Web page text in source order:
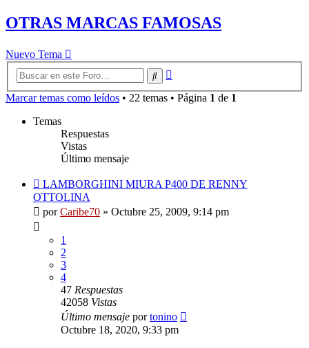
OTRAS MARCAS FAMOSAS
Nuevo Tema
Buscar
Marcar temas como leídos • 22 temas • Página 1 de 1
Temas
Respuestas
Vistas
Último mensaje
LAMBORGHINI MIURA P400 DE RENNY
OTTOLINA
porCaribe70 » Octubre 25, 2009, 9:14 pm
1
2
3
4
47 Respuestas
42058 Vistas
Último mensaje portonino
Octubre 18, 2020, 9:33 pm